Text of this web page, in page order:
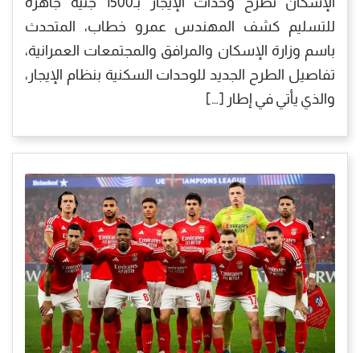
للتسليم كشف المهندس عمرو خطاب، المتحدث
باسم وزارة الإسكان والمرافق والمجتمعات العمرانية،
تفاصيل الطرح الجديد للوحدات السكنية بنظام الإيجار،
والذي يأتي في إطار […]